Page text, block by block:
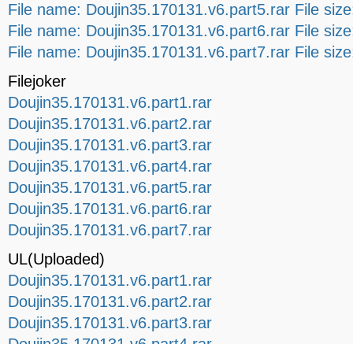
File name: Doujin35.170131.v6.part5.rar File
File name: Doujin35.170131.v6.part6.rar File
File name: Doujin35.170131.v6.part7.rar File
Filejoker
Doujin35.170131.v6.part1.rar
Doujin35.170131.v6.part2.rar
Doujin35.170131.v6.part3.rar
Doujin35.170131.v6.part4.rar
Doujin35.170131.v6.part5.rar
Doujin35.170131.v6.part6.rar
Doujin35.170131.v6.part7.rar
UL(Uploaded)
Doujin35.170131.v6.part1.rar
Doujin35.170131.v6.part2.rar
Doujin35.170131.v6.part3.rar